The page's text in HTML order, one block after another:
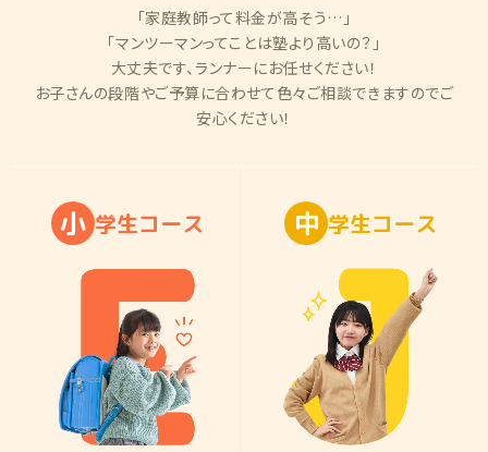
「家庭教師って料金が高そう…」
「マンツーマンってことは塾より高いの？」
大丈夫です、ランナーにお任せください！
お子さんの段階やご予算に合わせて色々ご相談できますのでご
安心ください！
小 学生コース 中 学生コース